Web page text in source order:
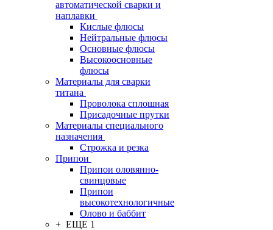
автоматической сварки и
наплавки
Кислые флюсы
Нейтральные флюсы
Основные флюсы
Высокоосновные
флюсы
Материалы для сварки
титана
Проволока сплошная
Присадочные прутки
Материалы специального
назначения
Строжка и резка
Припои
Припои оловянно-
свинцовые
Припои
высокотехнологичные
Олово и баббит
+ ЕЩЕ 1